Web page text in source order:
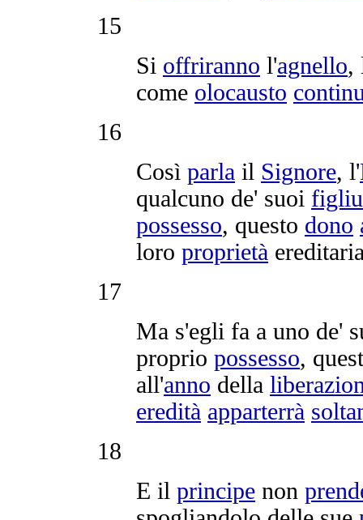
15
Si offriranno l'agnello,
come olocausto
16
Così parla il Signore, l'
qualcuno de' suoi
possesso, questo dono
loro proprietà
17
Ma s'egli fa a uno de'
proprio possesso,
all'anno della
eredità apparterrà
18
E il principe non